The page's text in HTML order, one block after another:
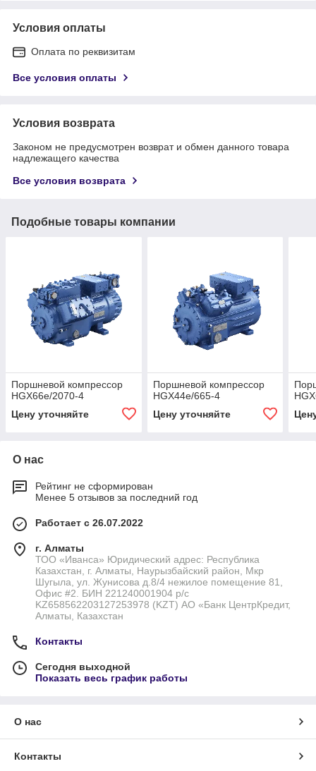
Условия оплаты
Оплата по реквизитам
Все условия оплаты
Условия возврата
Законом не предусмотрен возврат и обмен данного товара
надлежащего качества
Все условия возврата
Подобные товары компании
Поршневой компрессор
HGX66e/2070-4
Цену уточняйте
Поршневой компрессор
HGX44e/665-4
Цену уточняйте
О нас
Рейтинг не сформирован
Менее 5 отзывов за последний год
Работает с 26.07.2022
г. Алматы
ТОО «Иванса» Юридический адрес: Республика
Казахстан, г. Алматы, Наурызбайский район, Мкр
Шугыла, ул. Жунисова д.8/4 нежилое помещение 81,
Офис #2. БИН 221240001904 р/с
KZ658562203127253978 (KZT) АО «Банк ЦентрКредит,
Алматы, Казахстан
Контакты
Сегодня выходной
Показать весь график работы
О нас
Контакты